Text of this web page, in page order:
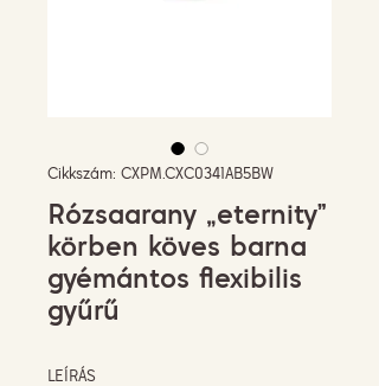
Cikkszám: CXPM.CXC0341AB5BW
Rózsaarany „eternity”
körben köves barna
gyémántos flexibilis
gyűrű
LEÍRÁS